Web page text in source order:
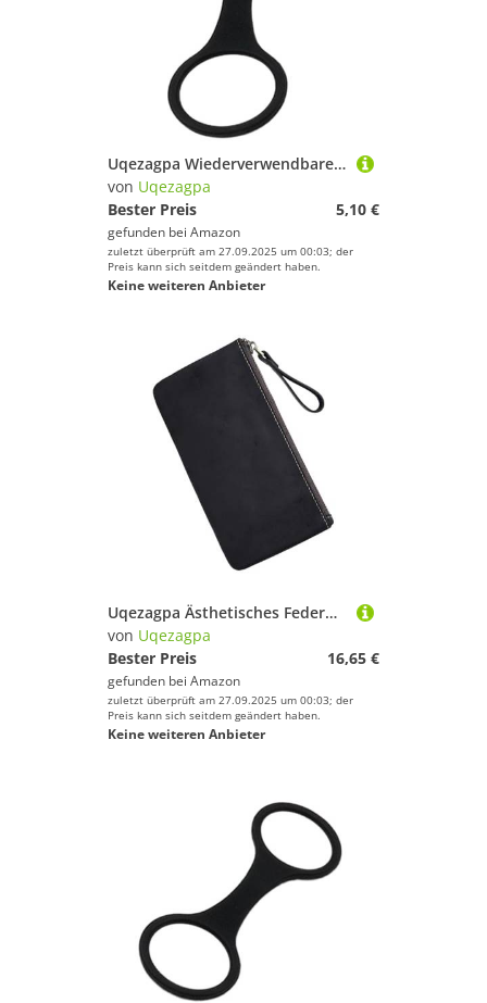
Uqezagpa Wiederverwendbarer Silikon-Schnorchel-Gürtelclip, schnell zu lösen, ergonomisch für sichere Befestigung im Wassersport, schnell installierbarer Clip
von Uqezagpa
Bester Preis
5,10 €
gefunden bei Amazon
zuletzt überprüft am 27.09.2025 um 00:03; der
Preis kann sich seitdem geändert haben.
Keine weiteren Anbieter
Uqezagpa Ästhetisches Federmäppchen, praktische Stifttasche, Retro-Tasche, große Kapazität, Tasche, Schule, Bürobedarf, Tasche, Retro, einfach, große Kapazität, Schwarz
von Uqezagpa
Bester Preis
16,65 €
gefunden bei Amazon
zuletzt überprüft am 27.09.2025 um 00:03; der
Preis kann sich seitdem geändert haben.
Keine weiteren Anbieter